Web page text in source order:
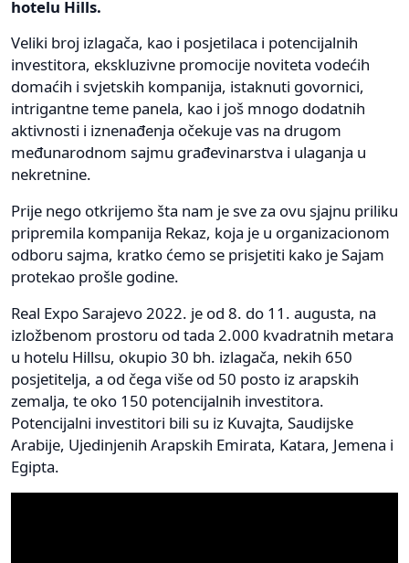
hotelu Hills.
Veliki broj izlagača, kao i posjetilaca i potencijalnih
investitora, ekskluzivne promocije noviteta vodećih
domaćih i svjetskih kompanija, istaknuti govornici,
intrigantne teme panela, kao i još mnogo dodatnih
aktivnosti i iznenađenja očekuje vas na drugom
međunarodnom sajmu građevinarstva i ulaganja u
nekretnine.
Prije nego otkrijemo šta nam je sve za ovu sjajnu priliku
pripremila kompanija Rekaz, koja je u organizacionom
odboru sajma, kratko ćemo se prisjetiti kako je Sajam
protekao prošle godine.
Real Expo Sarajevo 2022. je od 8. do 11. augusta, na
izložbenom prostoru od tada 2.000 kvadratnih metara
u hotelu Hillsu, okupio 30 bh. izlagača, nekih 650
posjetitelja, a od čega više od 50 posto iz arapskih
zemalja, te oko 150 potencijalnih investitora.
Potencijalni investitori bili su iz Kuvajta, Saudijske
Arabije, Ujedinjenih Arapskih Emirata, Katara, Jemena i
Egipta.